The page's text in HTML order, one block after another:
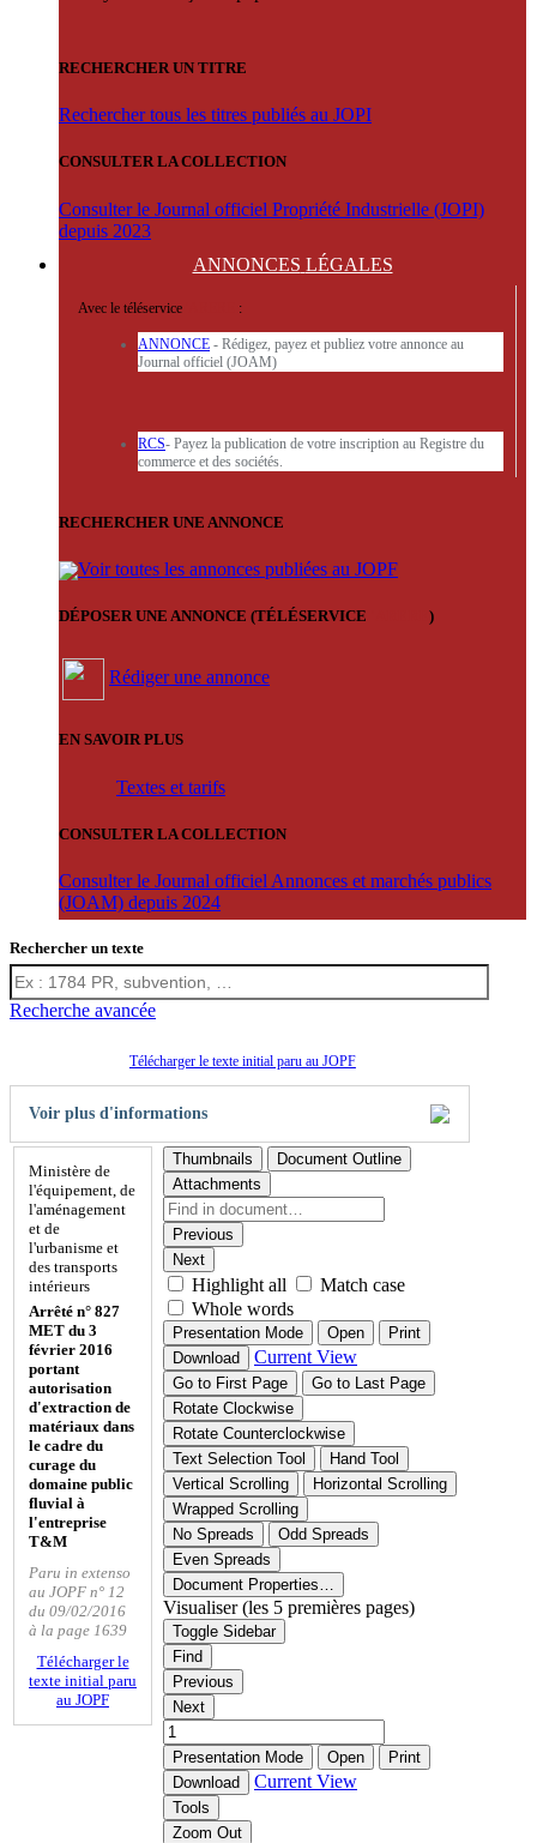
RECHERCHER UN TITRE
Rechercher tous les titres publiés au JOPI
CONSULTER LA COLLECTION
Consulter le Journal officiel Propriété Industrielle (JOPI)
depuis 2023
ANNONCES LÉGALES
Avec le téléservice :
ANNONCE - Rédigez, payez et publiez votre annonce au
Journal officiel (JOAM)
RCS- Payez la publication de votre inscription au Registre du
commerce et des sociétés.
RECHERCHER UNE ANNONCE
Voir toutes les annonces publiées au JOPF
DÉPOSER UNE ANNONCE (TÉLÉSERVICE )
Rédiger une annonce
EN SAVOIR PLUS
Textes et tarifs
CONSULTER LA COLLECTION
Consulter le Journal officiel Annonces et marchés publics
(JOAM) depuis 2024
Rechercher un texte
Recherche avancée
Télécharger le texte initial paru au JOPF
Voir plus d'informations
Ministère de
l'équipement, de
l'aménagement
et de
l'urbanisme et
des transports
intérieurs
Arrêté n° 827
MET du 3
février 2016
portant
autorisation
d'extraction de
matériaux dans
le cadre du
curage du
domaine public
fluvial à
l'entreprise
T&M
Paru in extenso
au JOPF n° 12
du 09/02/2016
à la page 1639
Télécharger le
texte initial paru
au JOPF
Thumbnails
Document Outline
Attachments
Previous
Next
Highlight all
Match case
Whole words
Presentation Mode Open
Print
Download
Current View
Go to First Page
Go to Last Page
Rotate Clockwise
Rotate Counterclockwise
Text Selection Tool
Hand Tool
Vertical Scrolling
Horizontal Scrolling
Wrapped Scrolling
No Spreads
Odd Spreads
Even Spreads
Document Properties…
Visualiser (les 5 premières pages)
Toggle Sidebar
Find
Previous
Next
Presentation Mode Open
Print
Download
Current View
Tools
Zoom Out